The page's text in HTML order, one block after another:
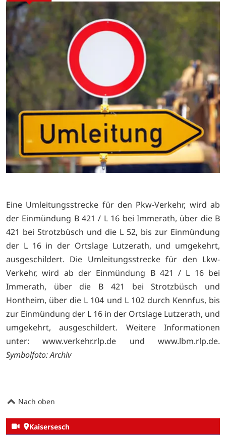
Eine Umleitungsstrecke für den Pkw-Verkehr, wird ab
der Einmündung B 421 / L 16 bei Immerath, über die B
421 bei Strotzbüsch und die L 52, bis zur Einmündung
der L 16 in der Ortslage Lutzerath, und umgekehrt,
ausgeschildert. Die Umleitungsstrecke für den Lkw-
Verkehr, wird ab der Einmündung B 421 / L 16 bei
Immerath, über die B 421 bei Strotzbüsch und
Hontheim, über die L 104 und L 102 durch Kennfus, bis
zur Einmündung der L 16 in der Ortslage Lutzerath, und
umgekehrt, ausgeschildert. Weitere Informationen
unter:www.verkehr.rlp.de undwww.lbm.rlp.de.
Symbolfoto: Archiv
Nach oben
Kaisersesch